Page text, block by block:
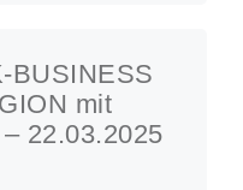
BUSINESS
mit
22.03.2025